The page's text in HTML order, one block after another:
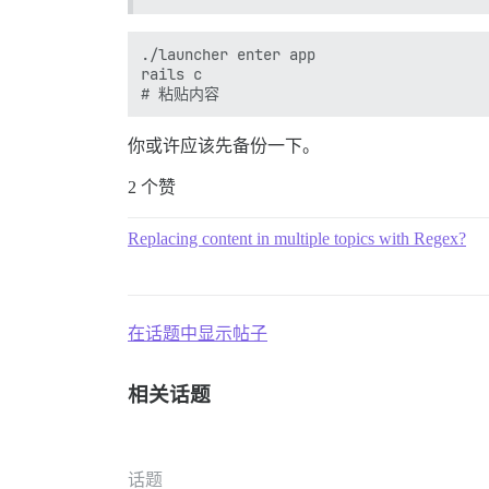
./launcher enter app
rails c
你或许应该先备份一下。
2 个赞
Replacing content in multiple topics with Regex?
在话题中显示帖子
相关话题
话题